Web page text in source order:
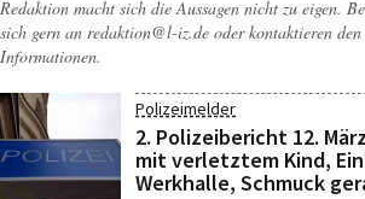
Redaktion macht sich die Aussagen nicht zu eigen.
sich gern an redaktion@l-iz.de oder kontaktieren
Informationen.
Polizeimelder
2. Polizeibericht 12.
mit verletztem Kind,
Werkhalle, Schmuck